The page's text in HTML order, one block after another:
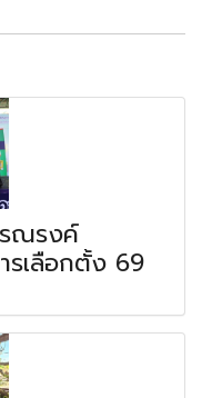
ณรงค์
รเลือกตั้ง 69